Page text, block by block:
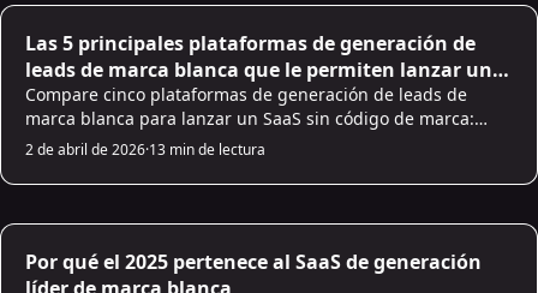
datos para obtener información empresarial
AI Análisis en grande Datos
Integración de AI con datos Sistemas
7. El futuro de AI: Tendencias y predicciones para
aplicaciones empresariales
implementar AI en los negocios
AI Sales Infrastructure
Las 5 principales plataformas de generación de
leads de marca blanca que le permiten lanzar un
SaaS sin escribir una línea de código
Compare cinco plataformas de generación de leads de
marca blanca para lanzar un SaaS sin código de marca:
características, precios, integraciones y mejores casos de
2 de abril de 2026·13 min de lectura
AI Sales Infrastructure
Por qué el 2025 pertenece al SaaS de generación